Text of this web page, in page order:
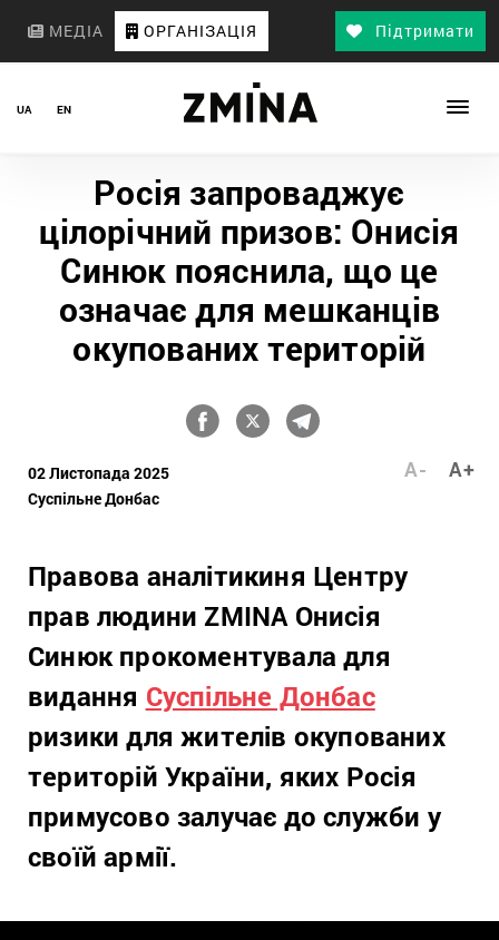
МЕДІА ОРГАНІЗАЦІЯ Підтримати
UA EN
Росія запроваджує
цілорічний призов: Онисія
Синюк пояснила, що це
означає для мешканців
окупованих територій
02 Листопада 2025
Суспільне Донбас
A+
A-
Правова аналітикиня Центру
прав людини ZMINA Онисія
Синюк прокоментувала для
видання Суспільне Донбас
ризики для жителів окупованих
територій України, яких Росія
примусово залучає до служби у
своїй армії.